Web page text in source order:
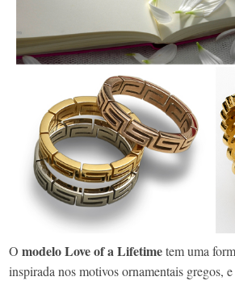
O modelo Love of a Lifetimetem uma
inspirada nos motivos ornamentais gregos,